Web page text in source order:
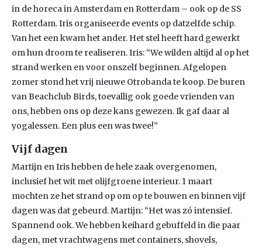
in de horeca in Amsterdam en Rotterdam – ook op de SS
Rotterdam. Iris organiseerde events op datzelfde schip.
Van het een kwam het ander. Het stel heeft hard gewerkt
om hun droom te realiseren. Iris: “We wilden altijd al op het
strand werken en voor onszelf beginnen. Afgelopen
zomer stond het vrij nieuwe Otrobanda te koop. De buren
van Beachclub Birds, toevallig ook goede vrienden van
ons, hebben ons op deze kans gewezen. Ik gaf daar al
yogalessen. Een plus een was twee!”
Vijf dagen
Martijn en Iris hebben de hele zaak overgenomen,
inclusief het wit met olijfgroene interieur. 1 maart
mochten ze het strand op om op te bouwen en binnen vijf
dagen was dat gebeurd. Martijn: “Het was zó intensief.
Spannend ook. We hebben keihard gebuffeld in die paar
dagen, met vrachtwagens met containers, shovels,